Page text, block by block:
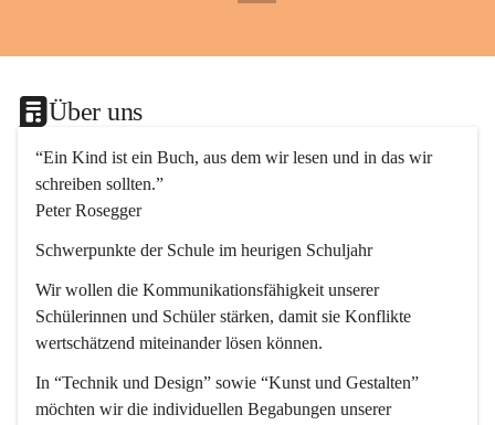
Über uns
“Ein Kind ist ein Buch, aus dem wir lesen und in das wir
schreiben sollten.”
Peter Rosegger
Schwerpunkte der Schule im heurigen Schuljahr
Wir wollen die Kommunikationsfähigkeit unserer
Schülerinnen und Schüler stärken, damit sie Konflikte
wertschätzend miteinander lösen können.
In “Technik und Design” sowie “Kunst und Gestalten”
möchten wir die individuellen Begabungen unserer